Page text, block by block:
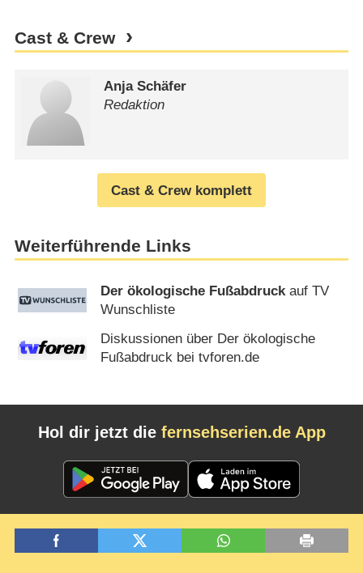
Cast & Crew
Anja Schäfer
Redaktion
Cast & Crew komplett
Weiterführende Links
Der ökologische Fußabdruckauf TV
Wunschliste
Diskussionen über Der ökologische
Fußabdruck bei tvforen.de
Hol dir jetzt die fernsehserien.de App